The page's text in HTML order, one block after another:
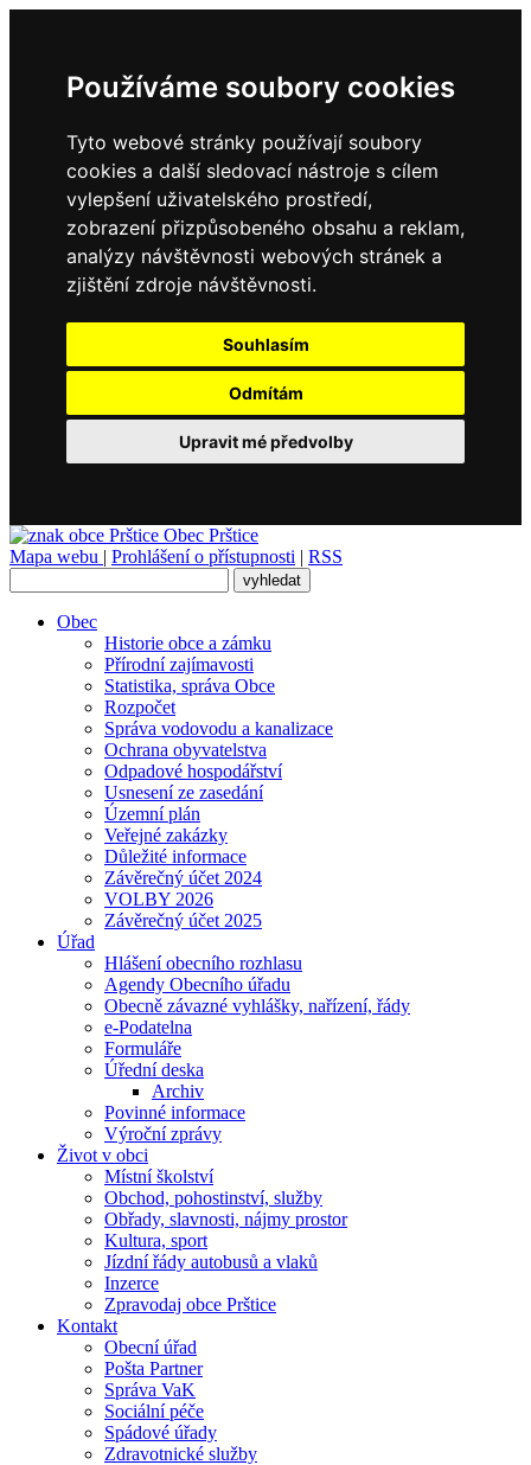
Používáme soubory cookies
Tyto webové stránky používají soubory
cookies a další sledovací nástroje s cílem
vylepšení uživatelského prostředí,
zobrazení přizpůsobeného obsahu a reklam,
analýzy návštěvnosti webových stránek a
zjištění zdroje návštěvnosti.
Souhlasím
Odmítám
Upravit mé předvolby
Obec Prštice
Mapa webu | Prohlášení o přístupnosti | RSS
Obec
Historie obce a zámku
Přírodní zajímavosti
Statistika, správa Obce
Rozpočet
Správa vodovodu a kanalizace
Ochrana obyvatelstva
Odpadové hospodářství
Usnesení ze zasedání
Územní plán
Veřejné zakázky
Důležité informace
Závěrečný účet 2024
VOLBY 2026
Závěrečný účet 2025
Úřad
Hlášení obecního rozhlasu
Agendy Obecního úřadu
Obecně závazné vyhlášky, nařízení, řády
e-Podatelna
Formuláře
Úřední deska
Archiv
Povinné informace
Výroční zprávy
Život v obci
Místní školství
Obchod, pohostinství, služby
Obřady, slavnosti, nájmy prostor
Kultura, sport
Jízdní řády autobusů a vlaků
Inzerce
Zpravodaj obce Prštice
Kontakt
Obecní úřad
Pošta Partner
Správa VaK
Sociální péče
Spádové úřady
Zdravotnické služby